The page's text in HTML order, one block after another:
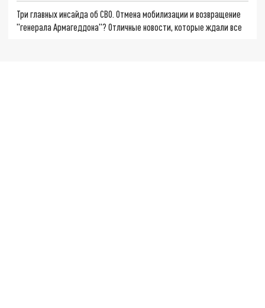
Три главных инсайда об СВО. Отмена мобилизации и возвращение
"генерала Армагеддона"? Отличные новости, которые ждали все